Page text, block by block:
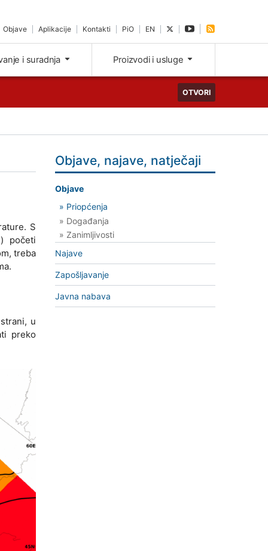
Objave Aplikacije Kontakti PiO EN
i suradnja Proizvodi i usluge
OTVORI
S
početi
treba
u
preko
Objave, najave, natječaji
Objave
» Priopćenja
» Događanja
» Zanimljivosti
Najave
Zapošljavanje
Javna nabava